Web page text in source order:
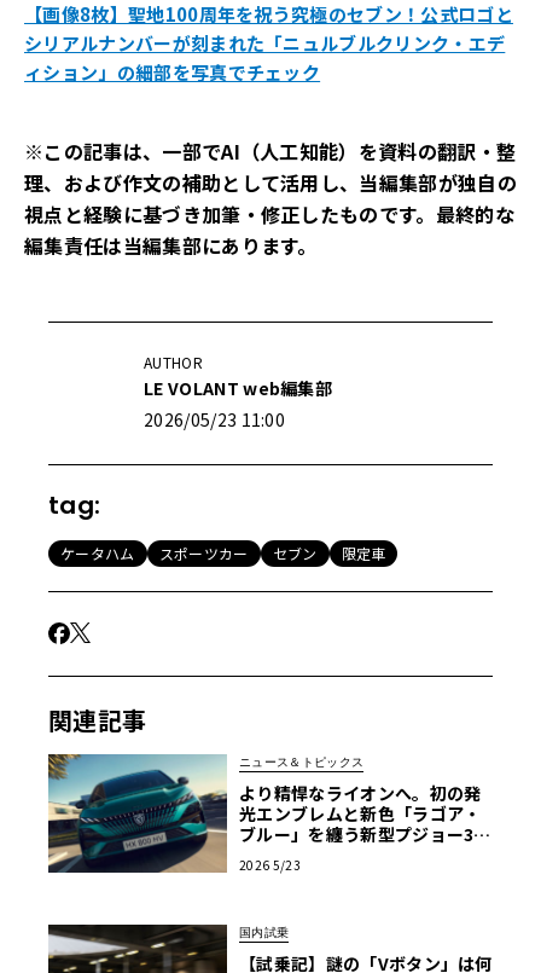
【画像8枚】聖地100周年を祝う究極のセブン！公式ロゴと
シリアルナンバーが刻まれた「ニュルブルクリンク・エデ
ィション」の細部を写真でチェック
※この記事は、一部でAI（人工知能）を資料の翻訳・整
理、および作文の補助として活用し、当編集部が独自の
視点と経験に基づき加筆・修正したものです。最終的な
編集責任は当編集部にあります。
AUTHOR
LE VOLANT web編集部
2026/05/23 11:00
tag:
ケータハム スポーツカー セブン 限定車
関連記事
ニュース＆トピックス
より精悍なライオンへ。初の発
光エンブレムと新色「ラゴア・
ブルー」を纏う新型プジョー30
2026 5/23
国内試乗
【試乗記】謎の「Vボタン」は何